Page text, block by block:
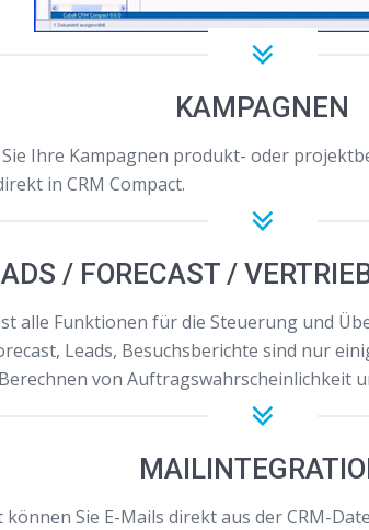
KAMPAGNEN
Ihre Kampagnen produkt- oder
in CRM Compact.
/ FORECAST /
alle Funktionen für die Steuerung und
Leads, Besuchsberichte sind nur
von Auftragswahrscheinlichkeit
können Sie E-Mails direkt aus der CRM-